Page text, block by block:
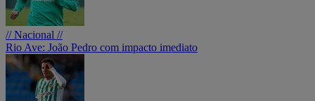
// Nacional //
Rio Ave: João Pedro com impacto imediato